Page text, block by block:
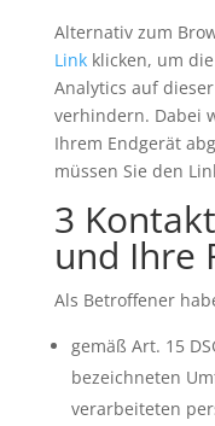
Alternativ zum
Linkklicken, um die
Analytics auf
verhindern. Dabei
Ihrem Endgerät
müssen Sie den
3
und Ihre
Als Betroffener
gemäß Art. 15
bezeichneten
verarbeiteten